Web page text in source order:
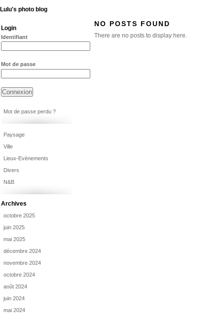
Lulu's photo blog
NO POSTS FOUND
There are no posts to display here.
Login
Identifiant
Mot de passe
Mot de passe perdu ?
Paysage
Ville
Lieux-Evènements
Divers
N&B
Archives
octobre 2025
juin 2025
mai 2025
décembre 2024
novembre 2024
octobre 2024
août 2024
juin 2024
mai 2024